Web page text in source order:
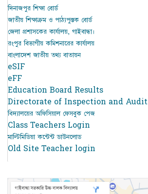
দিনাজপুর শিক্ষা বোর্ড
জাতীয় শিক্ষাক্রম ও পাঠ্যপুস্তক বোর্ড
জেলা প্রশাসকের কার্যালয়, গাইবান্ধা।
রংপুর বিভাগীয় কমিশনারের কার্যালয়
বাংলাদেশ জাতীয় তথ্য বাতায়ন
eSIF
eFF
Education Board Results
Directorate of Inspection and Audit
বিদ্যালয়ের অফিসিয়াল ফেসবুক পেজ
Class Teachers Login
মাল্টিমিডিয়া কন্টেন্ট ডাউনলোড
Old Site Teacher login